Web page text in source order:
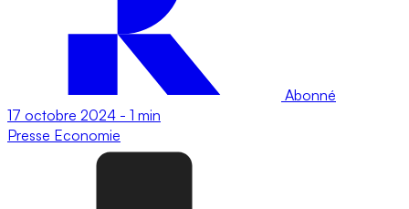
Abonné
17 octobre 2024 - 1 min
Presse Economie